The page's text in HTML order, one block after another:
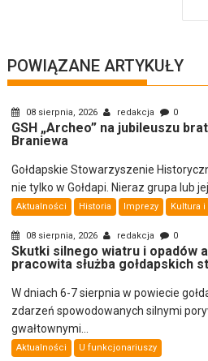
POWIĄZANE ARTYKUŁY
08 sierpnia, 2026 redakcja 0
GSH „Archeo” na jubileuszu
Braniewa
Gołdapskie Stowarzyszenie
nie tylko w Gołdapi. Nieraz grupa lub
Aktualności Historia Imprezy Kultura i
08 sierpnia, 2026 redakcja 0
Skutki silnego wiatru i opadów
pracowita służba gołdapskich
W dniach 6-7 sierpnia w powiecie
zdarzeń spowodowanych silnymi
gwałtownymi...
Aktualności U funkcjonariuszy